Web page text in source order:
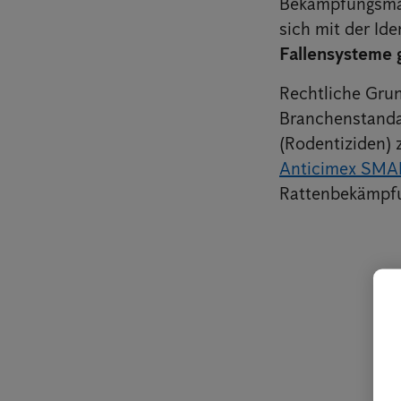
sich mit der
Rechtliche
(Rodentiziden)
Anticimex